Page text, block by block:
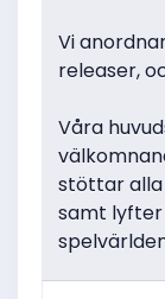
Vi
releaser,
Våra
stöttar alla
samt